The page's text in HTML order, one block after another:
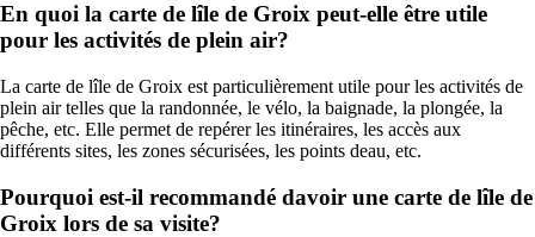
En quoi la carte de lîle de Groix peut-elle être utile
pour les activités de plein air?
La carte de lîle de Groix est particulièrement utile pour les activités de
plein air telles que la randonnée, le vélo, la baignade, la plongée, la
pêche, etc. Elle permet de repérer les itinéraires, les accès aux
différents sites, les zones sécurisées, les points deau, etc.
Pourquoi est-il recommandé davoir une carte de lîle de
Groix lors de sa visite?